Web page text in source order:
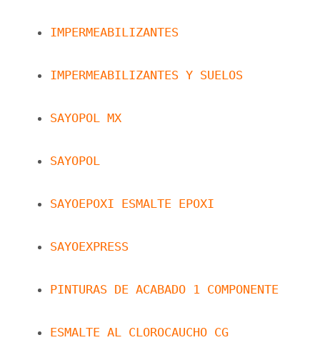
IMPERMEABILIZANTES
IMPERMEABILIZANTES Y SUELOS
SAYOPOL MX
SAYOPOL
SAYOEPOXI ESMALTE EPOXI
SAYOEXPRESS
PINTURAS DE ACABADO 1 COMPONENTE
ESMALTE AL CLOROCAUCHO CG